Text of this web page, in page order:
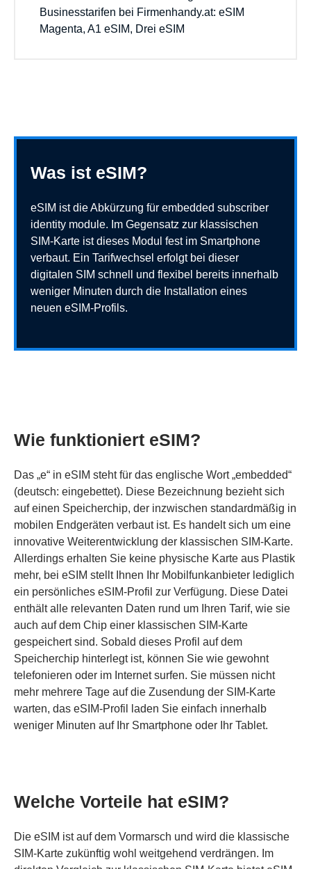
Businesstarifen bei Firmenhandy.at: eSIM
Magenta, A1 eSIM, Drei eSIM
Was ist eSIM?
eSIM ist die Abkürzung für embedded subscriber
identity module. Im Gegensatz zur klassischen
SIM-Karte ist dieses Modul fest im Smartphone
verbaut. Ein Tarifwechsel erfolgt bei dieser
digitalen SIM schnell und flexibel bereits innerhalb
weniger Minuten durch die Installation eines
neuen eSIM-Profils.
Wie funktioniert eSIM?
Das „e“ in eSIM steht für das englische Wort „embedded“
(deutsch: eingebettet). Diese Bezeichnung bezieht sich
auf einen Speicherchip, der inzwischen standardmäßig in
mobilen Endgeräten verbaut ist. Es handelt sich um eine
innovative Weiterentwicklung der klassischen SIM-Karte.
Allerdings erhalten Sie keine physische Karte aus Plastik
mehr, bei eSIM stellt Ihnen Ihr Mobilfunkanbieter lediglich
ein persönliches eSIM-Profil zur Verfügung. Diese Datei
enthält alle relevanten Daten rund um Ihren Tarif, wie sie
auch auf dem Chip einer klassischen SIM-Karte
gespeichert sind. Sobald dieses Profil auf dem
Speicherchip hinterlegt ist, können Sie wie gewohnt
telefonieren oder im Internet surfen. Sie müssen nicht
mehr mehrere Tage auf die Zusendung der SIM-Karte
warten, das eSIM-Profil laden Sie einfach innerhalb
weniger Minuten auf Ihr Smartphone oder Ihr Tablet.
Welche Vorteile hat eSIM?
Die eSIM ist auf dem Vormarsch und wird die klassische
SIM-Karte zukünftig wohl weitgehend verdrängen. Im